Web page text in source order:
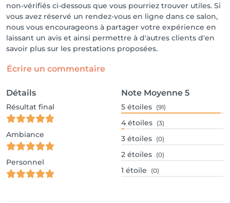
non-vérifiés ci-dessous que vous pourriez trouver utiles. Si
vous avez réservé un rendez-vous en ligne dans ce salon,
nous vous encourageons à partager votre expérience en
laissant un avis et ainsi permettre à d'autres clients d'en
savoir plus sur les prestations proposées.
Écrire un commentaire
Détails
Résultat final
Ambiance
Personnel
Note Moyenne 5
5 étoiles (91)
4 étoiles (3)
3 étoiles (0)
2 étoiles (0)
1 étoile (0)